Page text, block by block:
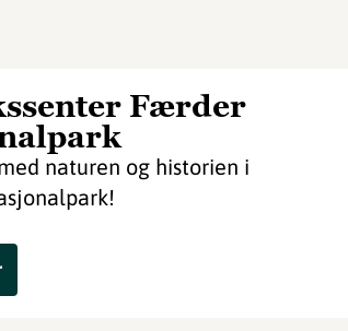
Færder
naturen og historien i